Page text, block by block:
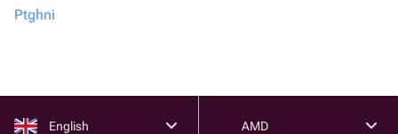
Ptghni
English AMD